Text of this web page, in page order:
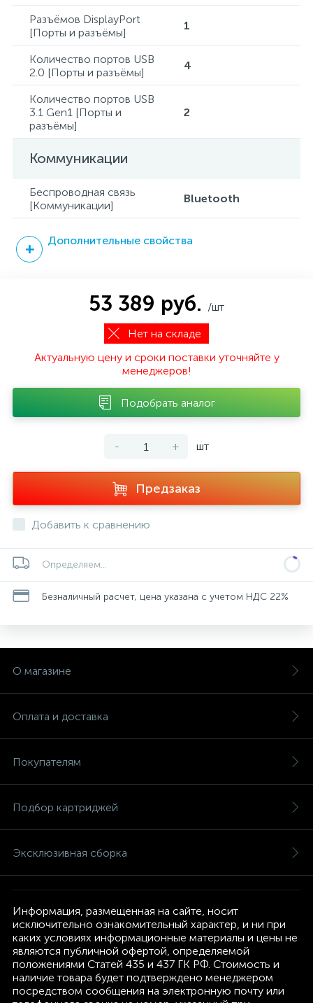
Разъёмов DisplayPort
[Порты и разъёмы]
1
Количество портов USB
2.0 [Порты и разъёмы]
4
Количество портов USB
3.1 Gen1 [Порты и
разъёмы]
2
Коммуникации
Беспроводная связь
[Коммуникации]
Bluetooth
Дополнительные свойства
53 389 руб. /шт
Нет на складе
Актуальную цену и сроки поставки уточняйте у
менеджеров!
Подобрать аналог
- + шт
Предзаказ
Добавить к сравнению
Определяем...
Безналичный расчет, цена указана с учетом НДС 22%
О магазине
Оплата и доставка
Покупателям
Подбор картриджей
Эксклюзивная сборка
Информация, размещенная на сайте, носит
исключительно ознакомительный характер, и ни при
каких условиях информационные материалы и цены не
являются публичной офертой, определяемой
положениями Статей 435 и 437 ГК РФ. Стоимость и
наличие товара будет подтверждено менеджером
посредством сообщения на электронную почту или